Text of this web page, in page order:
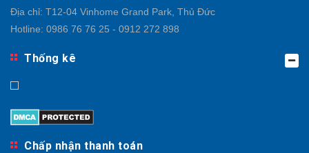
Địa chỉ: T12-04 Vinhome Grand Park, Thủ Đức
Hotline: 0986 76 76 25 - 0912 272 898
Thống kê
Chấp nhận thanh toán